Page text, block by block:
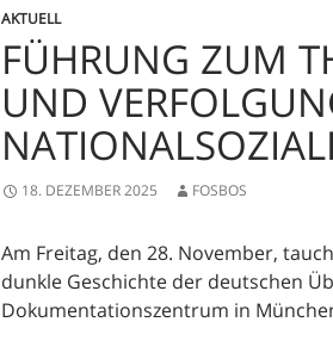
AKTUELL
FÜHRUNG ZUM
UND
18. DEZEMBER 2025 FOSBOS
Am Freitag, den 28. November,
dunkle Geschichte der deutschen
Dokumentationszentrum in